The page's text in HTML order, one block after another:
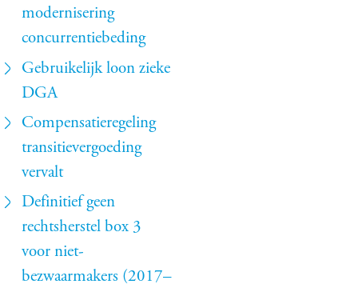
modernisering
concurrentiebeding
Gebruikelijk loon zieke
DGA
Compensatieregeling
transitievergoeding
vervalt
Definitief geen
rechtsherstel box 3
voor niet-
bezwaarmakers (2017–